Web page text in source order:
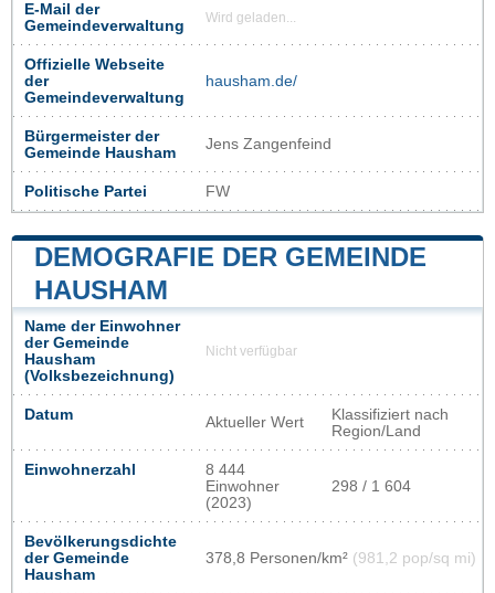
E-Mail der
Gemeindeverwaltung
Wird geladen...
Offizielle Webseite
der
Gemeindeverwaltung
hausham.de/
Bürgermeister der
Gemeinde Hausham
Jens Zangenfeind
Politische Partei FW
DEMOGRAFIE DER GEMEINDE
HAUSHAM
Name der Einwohner
der Gemeinde
Hausham
(Volksbezeichnung)
Nicht verfügbar
Datum Aktueller Wert
Klassifiziert nach
Region/Land
Einwohnerzahl
8 444
Einwohner
(2023)
298 / 1 604
Bevölkerungsdichte
der Gemeinde
Hausham
378,8 Personen/km² (981,2 pop/sq mi)